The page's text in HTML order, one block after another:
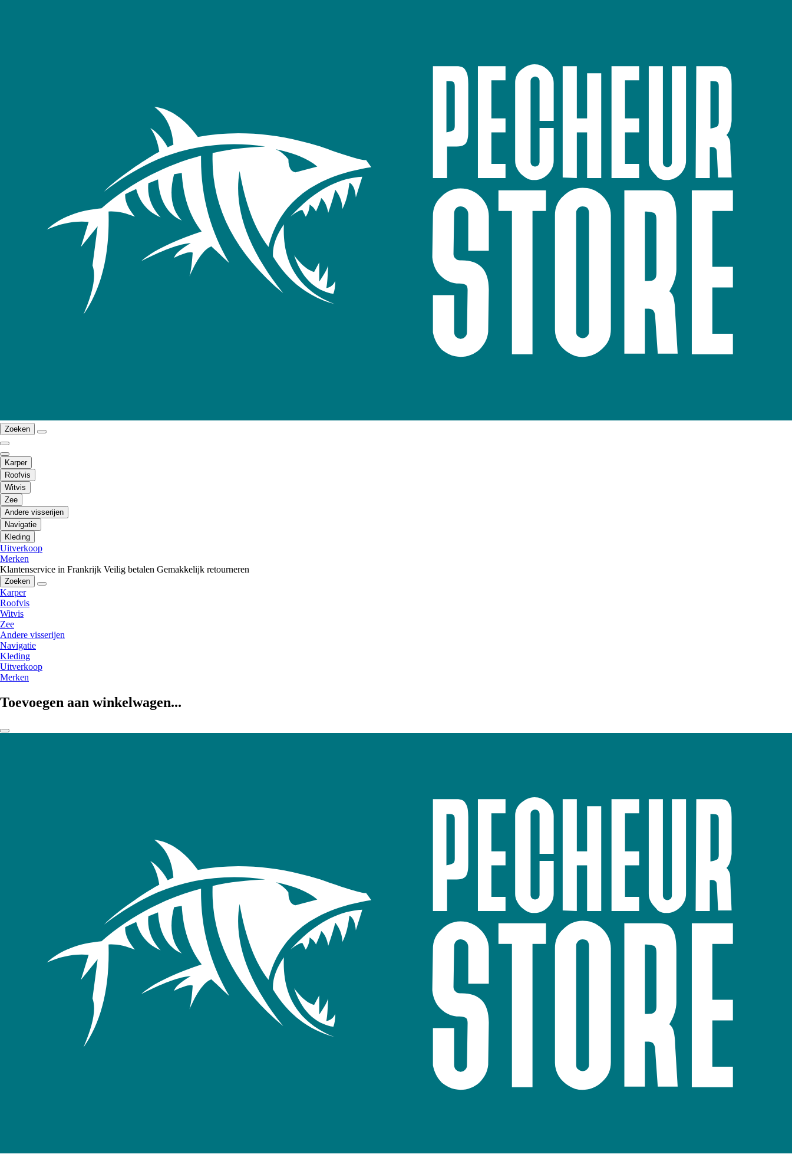
Zoeken
Karper
Roofvis
Witvis
Zee
Andere visserijen
Navigatie
Kleding
Uitverkoop
Merken
Klantenservice in Frankrijk Veilig betalen Gemakkelijk retourneren
Zoeken
Karper
Roofvis
Witvis
Zee
Andere visserijen
Navigatie
Kleding
Uitverkoop
Merken
Toevoegen aan winkelwagen...